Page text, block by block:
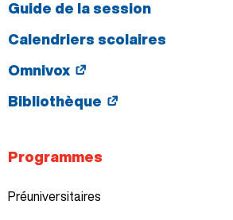
Guide de la session
Calendriers scolaires
Omnivox
Bibliothèque
Programmes
Préuniversitaires